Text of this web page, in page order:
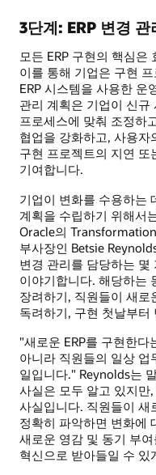
3단계: ERP 변경 관
모든 ERP 구현의 핵심은
이를 통해 기업은 구현
ERP 시스템을 사용한 운
관리 계획은 기업이 신
프로세스에 맞춰 조정하
협업을 강화하고, 사용
구현 프로젝트의 지연 또
기여합니다.
기업이 변화를 수용하는
계획을 수립하기 위해서
Oracle의
부사장인 Betsie
변경 관리를 담당하는 몇
이야기합니다. 해당하는
장려하기, 직원들이 새
독려하기, 구현 첫날부
"새로운 ERP를 구현한
아니라 직원들의 일상
일입니다." Reynolds는
사실은 모두 알고 있지만
사실입니다. 직원들이 새
정확히 파악하면 변화에
새로운 영감 및 동기 부
혁신으로 받아들일 수 있